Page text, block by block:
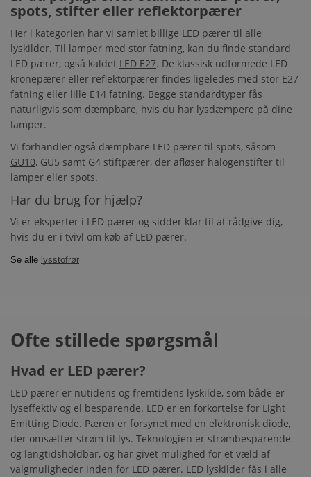
spots, stifter eller reflektorpærer
Her i kategorien har vi samlet billige LED pærer til alle
lyskilder. Til lamper med stor fatning, kan du finde standard
LED pærer, også kaldet LED E27. De klassisk udformede LED
kronepærer eller reflektorpærer findes ligeledes med stor E27
fatning eller lille E14 fatning. Begge standardtyper fås
naturligvis som dæmpbare, hvis du har lysdæmpere på dine
lamper.
Vi forhandler også dæmpbare LED pærer til spots, såsom
GU10, GU5 samt G4 stiftpærer, der afløser halogenstifter til
lamper eller spots.
Har du brug for hjælp?
Vi er eksperter i LED pærer og sidder klar til at rådgive dig,
hvis du er i tvivl om køb af LED pærer.
Se alle lysstofrør
Ofte stillede spørgsmål
Hvad er LED pærer?
LED pærer er nutidens og fremtidens lyskilde, som både er
lyseffektiv og el besparende. LED er en forkortelse for Light
Emitting Diode. Pæren er forsynet med en elektronisk diode,
der omsætter strøm til lys. Teknologien er strømbesparende
og langtidsholdbar, og har givet mulighed for et væld af
valgmuligheder inden for LED pærer. LED lyskilder fås i alle